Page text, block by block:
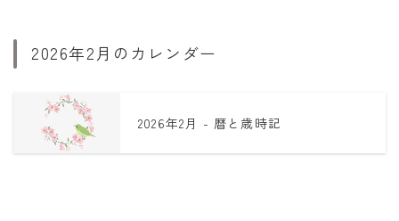
2026年2月のカレンダー
2026年2月 - 暦と歳時記